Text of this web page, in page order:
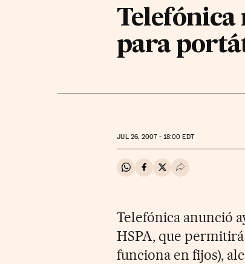
Telefónica
para
JUL 26, 2007 - 18:00 EDT
Compartir en Whatsapp
Compartir en Facebook
Compartir en Twitter
Desplegar
Telefónica anunció
HSPA, que
funciona en fijos),